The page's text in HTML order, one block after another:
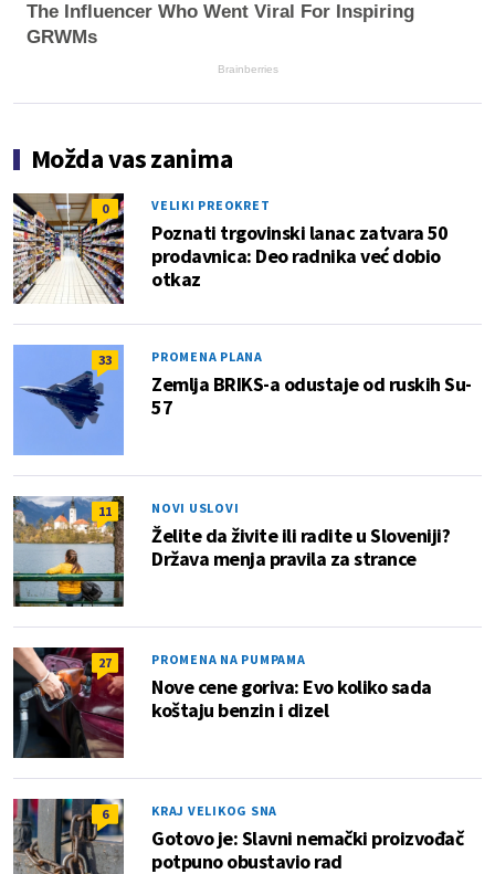
The Influencer Who Went Viral For Inspiring
GRWMs
Brainberries
Možda vas zanima
0 VELIKI PREOKRET
Poznati trgovinski lanac zatvara 50
prodavnica: Deo radnika već dobio
otkaz
33 PROMENA PLANA
Zemlja BRIKS-a odustaje od ruskih Su-
57
11 NOVI USLOVI
Želite da živite ili radite u Sloveniji?
Država menja pravila za strance
27 PROMENA NA PUMPAMA
Nove cene goriva: Evo koliko sada
koštaju benzin i dizel
6 KRAJ VELIKOG SNA
Gotovo je: Slavni nemački proizvođač
potpuno obustavio rad